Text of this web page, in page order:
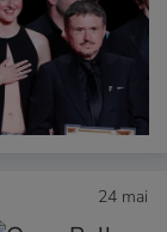
24 mai